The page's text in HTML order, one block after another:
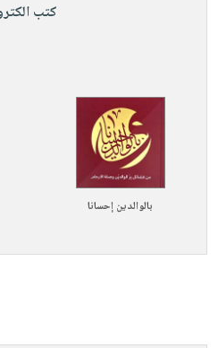
كتب
بالوالدين إحسانا